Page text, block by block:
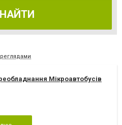
Мікроавтобусів